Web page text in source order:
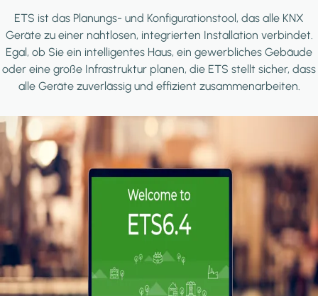
ETS ist das Planungs- und Konfigurationstool, das alle KNX
Geräte zu einer nahtlosen, integrierten Installation verbindet.
Egal, ob Sie ein intelligentes Haus, ein gewerbliches Gebäude
oder eine große Infrastruktur planen, die ETS stellt sicher, dass
alle Geräte zuverlässig und effizient zusammenarbeiten.
Image